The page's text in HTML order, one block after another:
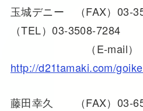
玉城デニー （FAX）
（TEL）03-3508-7284
（E-mail）
http://d21tamaki.com/
藤田幸久 （FAX）